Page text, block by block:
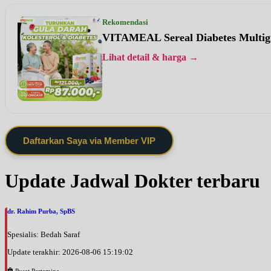
Rekomendasi
VITAMEAL Sereal Diabetes
Lihat detail & harga →
Daftarkan Saya via Member VIP
Update Jadwal Dokter terbaru
dr. Rahim Purba, SpBS
Spesialis: Bedah Saraf
Update terakhir: 2026-08-06 15:19:02